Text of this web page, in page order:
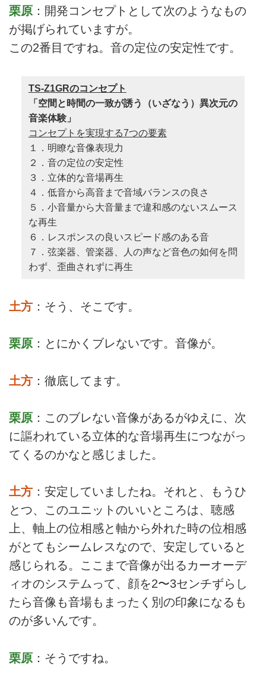
栗原 ：開発コンセプトとして次のようなもの
が掲げられていますが。
この2番目ですね。音の定位の安定性です。
TS-Z1GRのコンセプト
「空間と時間の一致が誘う（いざなう）異次元の
音楽体験」
コンセプトを実現する7つの要素
１．明瞭な音像表現力
２．音の定位の安定性
３．立体的な音場再生
４．低音から高音まで音域バランスの良さ
５．小音量から大音量まで違和感のないスムース
な再生
６．レスポンスの良いスピード感のある音
７．弦楽器、管楽器、人の声など音色の如何を問
わず、歪曲されずに再生
土方 ：そう、そこです。
栗原 ：とにかくブレないです。音像が。
土方 ：徹底してます。
栗原 ：このブレない音像があるがゆえに、次
に謳われている立体的な音場再生につながっ
てくるのかなと感じました。
土方 ：安定していましたね。それと、もうひ
とつ、このユニットのいいところは、聴感
上、軸上の位相感と軸から外れた時の位相感
がとてもシームレスなので、安定していると
感じられる。ここまで音像が出るカーオーデ
ィオのシステムって、顔を2〜3センチずらし
たら音像も音場もまったく別の印象になるも
のが多いんです。
栗原 ：そうですね。